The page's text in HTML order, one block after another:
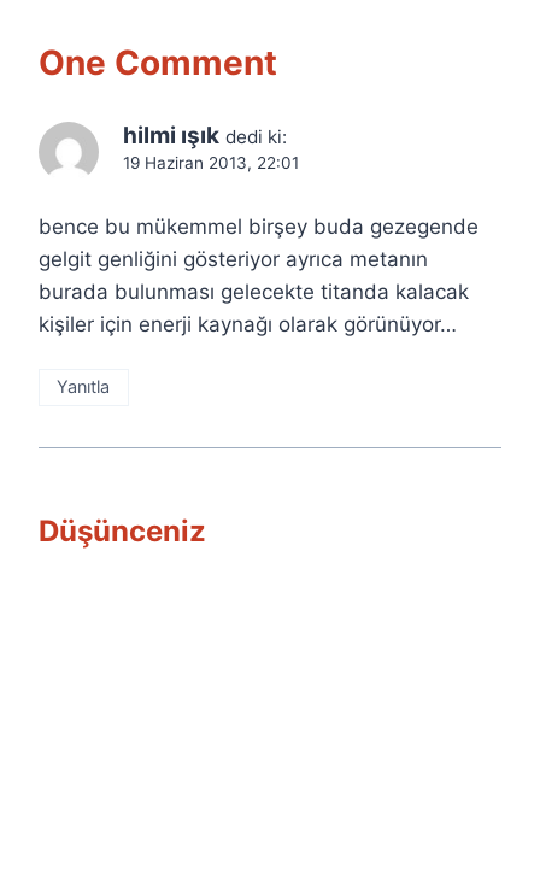
One Comment
hilmi ışık dedi ki:
19 Haziran 2013, 22:01
bence bu mükemmel birşey buda gezegende
gelgit genliğini gösteriyor ayrıca metanın
burada bulunması gelecekte titanda kalacak
kişiler için enerji kaynağı olarak görünüyor…
Yanıtla
Düşünceniz